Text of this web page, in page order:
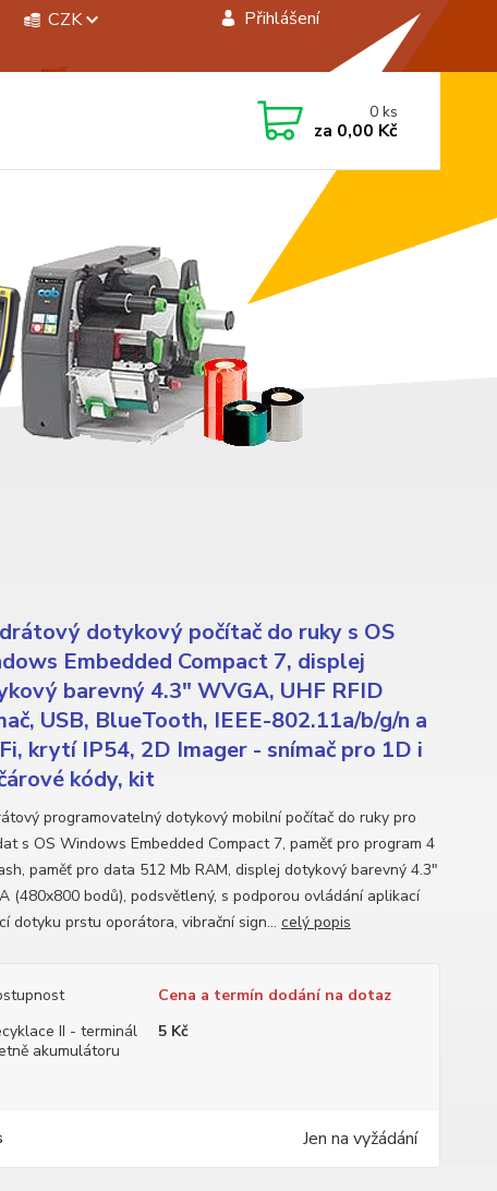
CZK Přihlášení
0ks
za 0,00 Kč
dotykový počítač do ruky s OS
Embedded Compact 7, displej
barevný 4.3" WVGA, UHF RFID
USB, BlueTooth, IEEE-802.11a/b/g/n a
krytí IP54, 2D Imager - snímač pro 1D i
kódy, kit
programovatelný dotykový mobilní počítač do ruky pro
s OS Windows Embedded Compact 7, paměť pro program 4
paměť pro data 512 Mb RAM, displej dotykový barevný 4.3"
(480x800 bodů), podsvětlený, s podporou ovládání aplikací
dotyku prstu oporátora, vibrační sign... celý popis
Cena a termín dodání na dotaz
II - terminál
akumulátoru
5 Kč
Jen na vyžádání